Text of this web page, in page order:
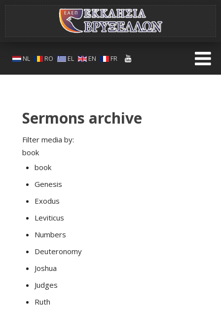
NL RO EL EN FR
Sermons archive
Filter media by:
book
book
Genesis
Exodus
Leviticus
Numbers
Deuteronomy
Joshua
Judges
Ruth